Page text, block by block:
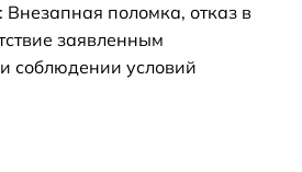
поломка, отказ в
заявленным
соблюдении условий